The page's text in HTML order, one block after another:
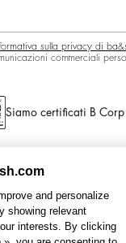
sulla privacy di
commerciali
Siamo certificati B Corp
and personalize
showing relevant
interests. By clicking